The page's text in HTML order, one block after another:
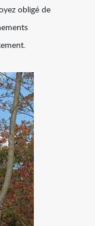
obligé de